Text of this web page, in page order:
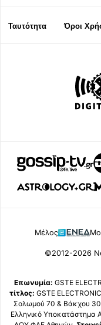
Ταυτότητα Όροι
Μέλος
©2012-2026
Επωνυμία: GSTE
τίτλος: GSTE
Σολωμού 70 & Βάκχου
Ελληνικό Υποκατάστημα